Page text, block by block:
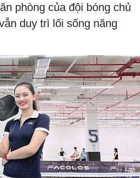
phòng của đội bóng chủ
duy trì lối sống năng